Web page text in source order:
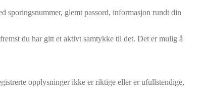
sporingsnummer, glemt passord, informasjon rundt din
du har gitt et aktivt samtykke til det. Det er mulig å
opplysninger ikke er riktige eller er ufullstendige,